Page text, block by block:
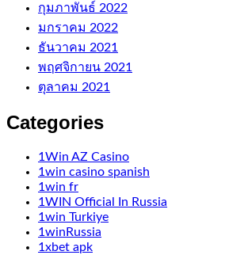
กุมภาพันธ์ 2022
มกราคม 2022
ธันวาคม 2021
พฤศจิกายน 2021
ตุลาคม 2021
Categories
1Win AZ Casino
1win casino spanish
1win fr
1WIN Official In Russia
1win Turkiye
1winRussia
1xbet apk